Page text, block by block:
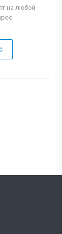
на любой